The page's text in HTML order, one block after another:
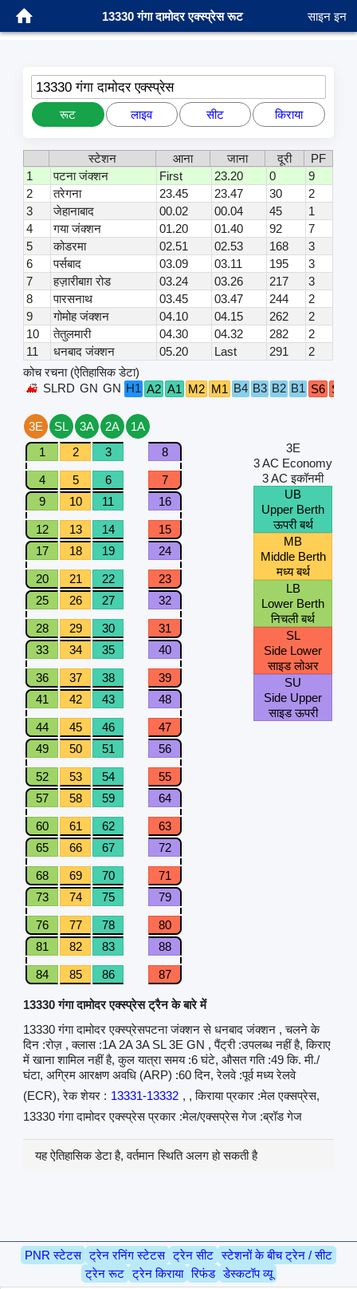
13330 गंगा दामोदर एक्स्प्रेस रूट साइन इन
13330 गंगा दामोदर एक्स्प्रेस
रूट लाइव सीट किराया
स्टेशन आना जाना दूरी
PF
1
पटना जंक्शन First 23.20 0
9
2
तरेगना 23.45 23.47 30
2
3
जेहानाबाद 00.02 00.04 45
1
4
गया जंक्शन 01.20 01.40 92
7
5
कोडरमा 02.51 02.53 168
3
6
पर्सबाद 03.09 03.11 195
3
7
हज़ारीबाग़ रोड 03.24 03.26 217
3
8
पारसनाथ 03.45 03.47 244
2
9
गोमोह जंक्शन 04.10 04.15 262
2
10
तेतुलमारी 04.30 04.32 282
2
11
धनबाद जंक्शन 05.20 Last 291
2
कोच रचना (ऐतिहासिक डेटा)
SLRD GN GN H1 A2 A1 M2 M1 B4 B3 B2 B1 S6 S5
3E SL 3A 2A
1A
1
2 3 8
4 5 6
7
9
10 11 16
12 13 14
15
17
18 19 24
20 21 22
23
25
26 27 32
28 29 30
31
33
34 35 40
36 37 38
39
41
42 43 48
44 45 46
47
49
50 51 56
52 53 54
55
57
58 59 64
60 61 62
63
65
66 67 72
68 69 70
71
73
74 75 79
76 77 78
80
81
82 83 88
84 85 86 87
3E
3 AC Economy
3 AC इकॉनमी
UB
Upper Berth
ऊपरी बर्थ
MB
Middle Berth
मध्य बर्थ
LB
Lower Berth
निचली बर्थ
SL
Side Lower
साइड लोअर
SU
Side Upper
साइड ऊपरी
13330 गंगा दामोदर एक्स्प्रेस ट्रैन के बारे में
13330 गंगा दामोदर एक्स्प्रेसपटना जंक्शन से धनबाद जंक्शन , चलने के
दिन :रोज़ , क्लास :1A 2A 3A SL 3E GN , पैंट्री :उपलब्ध नहीं है, किराए
में खाना शामिल नहीं है, कुल यात्रा समय :6 घंटे, औसत गति :49 कि. मी./
घंटा, अग्रिम आरक्षण अवधि (ARP) :60 दिन, रेलवे :पूर्व मध्य रेलवे
(ECR), रेक शेयर : 13331-13332 , , किराया प्रकार :मेल एक्सप्रेस,
13330 गंगा दामोदर एक्स्प्रेस प्रकार :मेल/एक्सप्रेस गेज :ब्रॉड गेज
यह ऐतिहासिक डेटा है, वर्तमान स्थिति अलग हो सकती है
PNR स्टेटस ट्रेन रनिंग स्टेटस ट्रेन सीट स्टेशनों के बीच ट्रेन / सीट
ट्रेन रूट ट्रेन किराया रिफंड डेस्कटॉप व्यू